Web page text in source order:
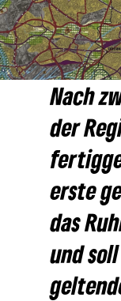
Nach
der
erste
das
und